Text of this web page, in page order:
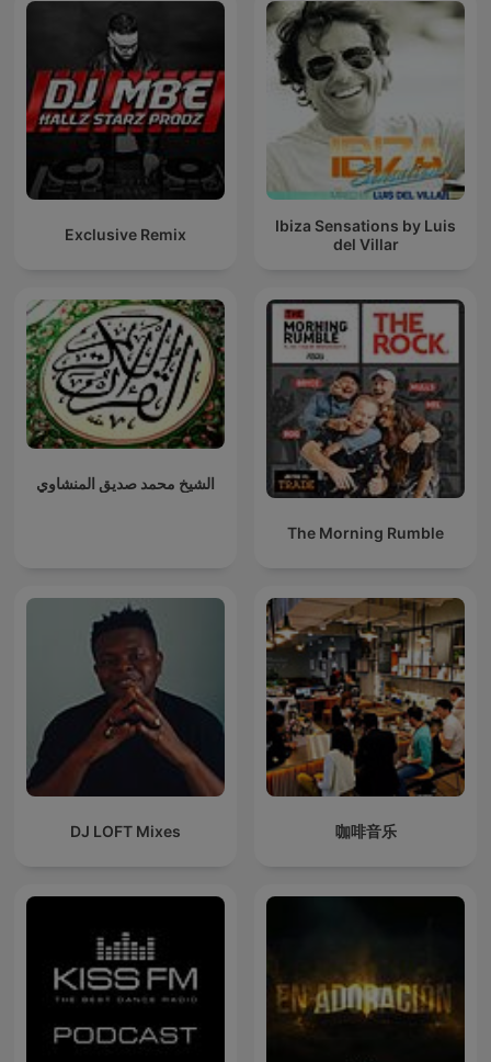
Exclusive Remix
Ibiza Sensations by Luis
del Villar
الشيخ محمد صديق المنشاوي
The Morning Rumble
DJ LOFT Mixes 咖啡音乐